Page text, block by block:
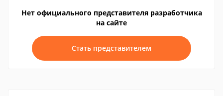
Нет официального представителя разработчика
на сайте
Стать представителем